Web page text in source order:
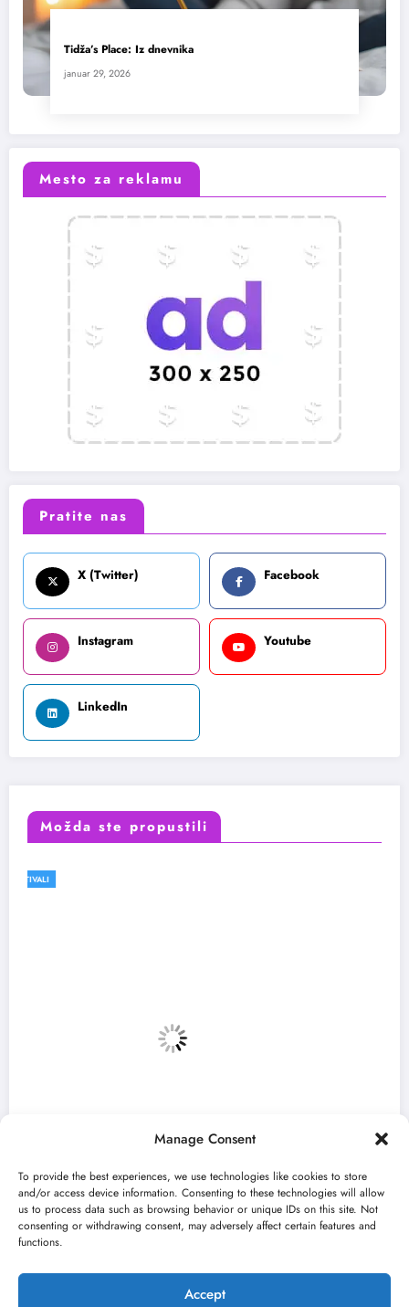
Manage Consent
To provide the best experiences, we use technologies like cookies to store
and/or access device information. Consenting to these technologies will allow
us to process data such as browsing behavior or unique IDs on this site. Not
consenting or withdrawing consent, may adversely affect certain features and
functions.
Accept
Tidža’s Place: Iz dnevnika
januar 29, 2026
Mesto za reklamu
Pratite nas
X (Twitter) Facebook
Instagram Youtube
LinkedIn
Možda ste propustili
Zulum Manifest predstavlja radove deset
Nikola Spasić